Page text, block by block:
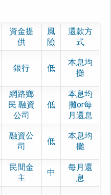
資金提
供
風
險
還款方
式
銀行 低
本息均
攤
網路鄉
民 融資
公司
低
本息均
攤or每
月還息
融資公
司
低
本息均
攤
民間金
主
中
每月還
息